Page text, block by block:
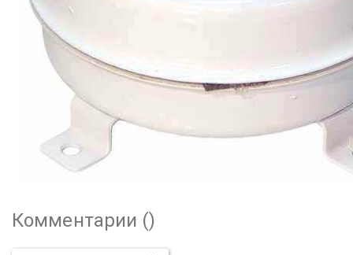
Комментарии ()